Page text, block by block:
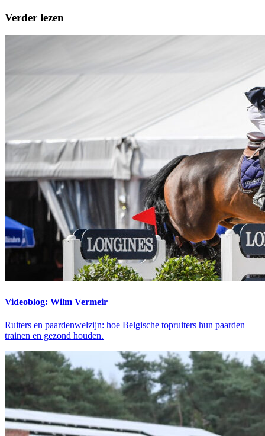
Verder lezen
Videoblog: Wilm Vermeir
Ruiters en paardenwelzijn: hoe Belgische topruiters hun paarden
trainen en gezond houden.